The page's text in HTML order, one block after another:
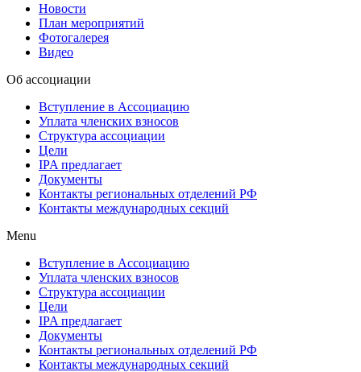
Новости
План мероприятий
Фотогалерея
Видео
Об ассоциации
Вступление в Ассоциацию
Уплата членских взносов
Структура ассоциации
Цели
IPA предлагает
Документы
Контакты региональных отделений РФ
Контакты международных секций
Menu
Вступление в Ассоциацию
Уплата членских взносов
Структура ассоциации
Цели
IPA предлагает
Документы
Контакты региональных отделений РФ
Контакты международных секций